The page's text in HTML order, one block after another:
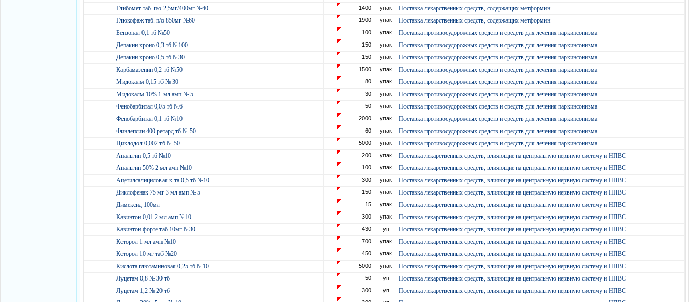
Глибомет таб. п/о 2,5мг/400мг №40
1400 упак
Поставка лекарственных средств, содержащих метформин
Глюкофаж таб. п/о 850мг №60
1900 упак
Поставка лекарственных средств, содержащих метформин
Бензонал 0,1 тб №50
100 упак
Поставка противосудорожных средств и средств для лечения паркинсонизма
Депакин хроно 0,3 тб №100
150 упак
Поставка противосудорожных средств и средств для лечения паркинсонизма
Депакин хроно 0,5 тб №30
150 упак
Поставка противосудорожных средств и средств для лечения паркинсонизма
Карбамазепин 0,2 тб №50
1500 упак
Поставка противосудорожных средств и средств для лечения паркинсонизма
Мидокалм 0,15 тб № 30
80 упак
Поставка противосудорожных средств и средств для лечения паркинсонизма
Мидокалм 10% 1 мл амп № 5
30 упак
Поставка противосудорожных средств и средств для лечения паркинсонизма
Фенобарбитал 0,05 тб №6
50 упак
Поставка противосудорожных средств и средств для лечения паркинсонизма
Фенобарбитал 0,1 тб №10
2000 упак
Поставка противосудорожных средств и средств для лечения паркинсонизма
Финлепсин 400 ретард тб № 50
60 упак
Поставка противосудорожных средств и средств для лечения паркинсонизма
Циклодол 0,002 тб № 50
5000 упак
Поставка противосудорожных средств и средств для лечения паркинсонизма
Анальгин 0,5 тб №10
200 упак
Поставка лекарственных средств, влияющие на центральную нервную систему и НПВС
Анальгин 50% 2 мл амп №10
100 упак
Поставка лекарственных средств, влияющие на центральную нервную систему и НПВС
Ацетилсалициловая к-та 0,5 тб №10
300 упак
Поставка лекарственных средств, влияющие на центральную нервную систему и НПВС
Диклофенак 75 мг 3 мл амп № 5
150 упак
Поставка лекарственных средств, влияющие на центральную нервную систему и НПВС
Димексид 100мл
15 упак
Поставка лекарственных средств, влияющие на центральную нервную систему и НПВС
Кавинтон 0,01 2 мл амп №10
300 упак
Поставка лекарственных средств, влияющие на центральную нервную систему и НПВС
Кавинтон форте таб 10мг №30
430 уп
Поставка лекарственных средств, влияющие на центральную нервную систему и НПВС
Кеторол 1 мл амп №10
700 упак
Поставка лекарственных средств, влияющие на центральную нервную систему и НПВС
Кеторол 10 мг таб №20
450 упак
Поставка лекарственных средств, влияющие на центральную нервную систему и НПВС
Кислота глютаминовая 0,25 тб №10
5000 упак
Поставка лекарственных средств, влияющие на центральную нервную систему и НПВС
Луцетам 0,8 № 30 тб
50 уп
Поставка лекарственных средств, влияющие на центральную нервную систему и НПВС
Луцетам 1,2 № 20 тб
300 уп
Поставка лекарственных средств, влияющие на центральную нервную систему и НПВС